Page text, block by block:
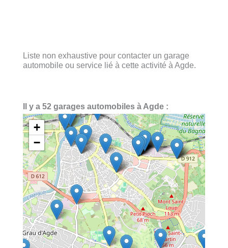
Liste non exhaustive pour contacter un garage
automobile ou service lié à cette activité à Agde.
Il y a 52 garages automobiles à Agde :
+
−